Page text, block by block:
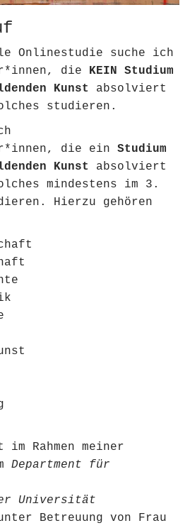
Onlinestudie suche ich
die KEIN
Studium
Kunst absolviert
studieren.
die ein Studium
Kunst absolviert
mindestens im 3.
Hierzu gehören
Rahmen meiner
Department für
Universität
Betreuung von Frau